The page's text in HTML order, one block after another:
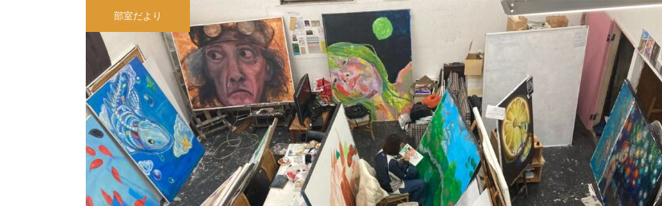
（ポプラ）かけがえのない日々
を
（ポプラ）天然パーマの大学生
（ポプラ）関学生は通学態度を
改善すべきだ
（ポプラ）
部室だより